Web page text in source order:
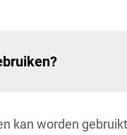
kan worden